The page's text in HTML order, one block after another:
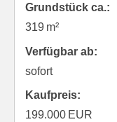
Grund­stück ca.:
319 m²
Verfügbar ab:
sofort
Kaufpreis:
199.000 EUR